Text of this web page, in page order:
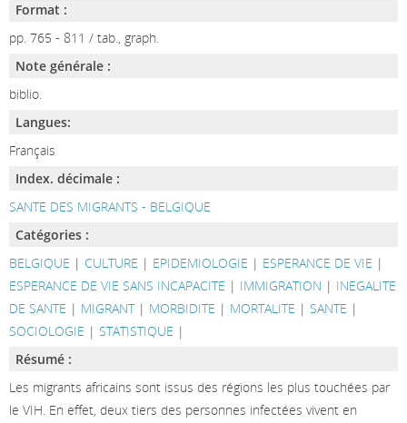
Format :
pp. 765 - 811 / tab., graph.
Note générale :
biblio.
Langues:
Français
Index. décimale :
SANTE DES MIGRANTS - BELGIQUE
Catégories :
BELGIQUE | CULTURE | EPIDEMIOLOGIE | ESPERANCE DE VIE |
ESPERANCE DE VIE SANS INCAPACITE | IMMIGRATION | INEGALITE
DE SANTE | MIGRANT| MORBIDITE | MORTALITE | SANTE |
SOCIOLOGIE | STATISTIQUE |
Résumé :
Les migrants africains sont issus des régions les plus touchées par
le VIH. En effet, deux tiers des personnes infectées vivent en